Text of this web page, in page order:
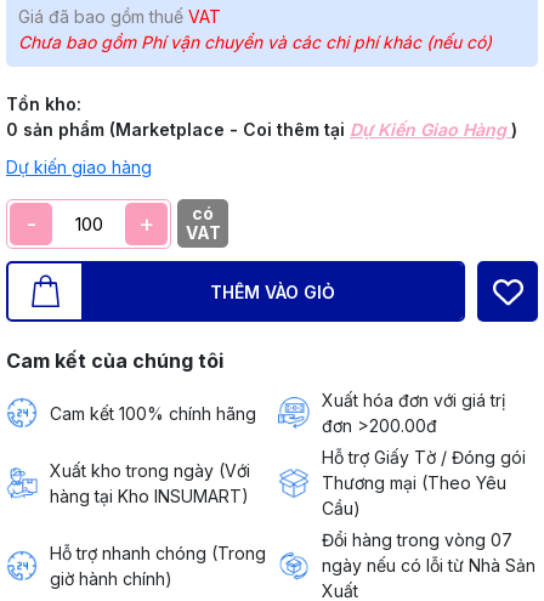
Giá đã bao gồm thuế VAT
Chưa bao gồm Phí vận chuyển và các chi phí khác (nếu có)
Tồn kho:
0 sản phẩm (Marketplace - Coi thêm tại Dự Kiến Giao Hàng)
Dự kiến giao hàng
- +
có
VAT
THÊM VÀO GIỎ
Cam kết của chúng tôi
Cam kết 100% chính hãng
Xuất hóa đơn với giá trị
đơn >200.00đ
Xuất kho trong ngày (Với
hàng tại Kho INSUMART)
Hỗ trợ Giấy Tờ / Đóng gói
Thương mại (Theo Yêu
Cầu)
Hỗ trợ nhanh chóng (Trong
giờ hành chính)
Đổi hàng trong vòng 07
ngày nếu có lỗi từ Nhà Sản
Xuất